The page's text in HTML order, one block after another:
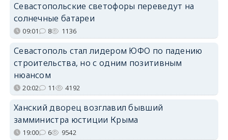
Севастопольские светофоры переведут на
солнечные батареи
09:01 8 1136
Севастополь стал лидером ЮФО по падению
строительства, но с одним позитивным
нюансом
20:02 11 4192
Ханский дворец возглавил бывший
замминистра юстиции Крыма
19:00 6 9542